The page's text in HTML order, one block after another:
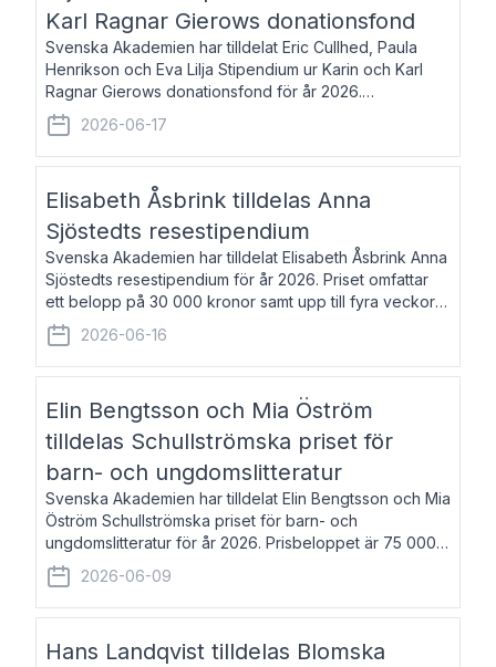
Karl Ragnar Gierows donationsfond
Svenska Akademien har tilldelat Eric Cullhed, Paula
Henrikson och Eva Lilja Stipendium ur Karin och Karl
Ragnar Gierows donationsfond för år 2026.
Stipendiebeloppet är på 70 000 kronor vardera. Eric
Cullhed, född 1985, är professor i grekis
2026-06-17
Elisabeth Åsbrink tilldelas Anna
Sjöstedts resestipendium
Svenska Akademien har tilldelat Elisabeth Åsbrink Anna
Sjöstedts resestipendium för år 2026. Priset omfattar
ett belopp på 30 000 kronor samt upp till fyra veckors
fri vistelse i Akademiens lägenhet i Berlin. Elisabeth
Åsbrink, född 1965 oc
2026-06-16
Elin Bengtsson och Mia Öström
tilldelas Schullströmska priset för
barn- och ungdomslitteratur
Svenska Akademien har tilldelat Elin Bengtsson och Mia
Öström Schullströmska priset för barn- och
ungdomslitteratur för år 2026. Prisbeloppet är 75 000
kronor vardera. Elin Bengtsson, född 1987, är författare
och forskare i genusvetenskap.
2026-06-09
Hans Landqvist tilldelas Blomska